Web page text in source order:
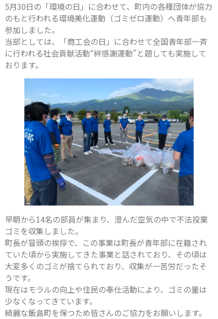
5月30日の「環境の日」に合わせて、町内の各種団体が協力
のもと行われる環境美化運動（ゴミゼロ運動）へ青年部も
参加しました。
当部としては、「商工会の日」に合わせて全国青年部一斉
に行われる社会貢献活動“絆感謝運動”と題しても実施して
おります。
早朝から14名の部員が集まり、澄んだ空気の中で不法投棄
ゴミを収集しました。
町長が冒頭の挨拶で、この事業は町長が青年部に在籍され
ていた頃から実施してきた事業と話されており、その頃は
大変多くのゴミが捨てられており、収集が一苦労だったそ
うです。
現在はモラルの向上や住民の奉仕活動により、ゴミの量は
少なくなってきています。
綺麗な飯島町を保つため皆さんのご協力をお願いします。